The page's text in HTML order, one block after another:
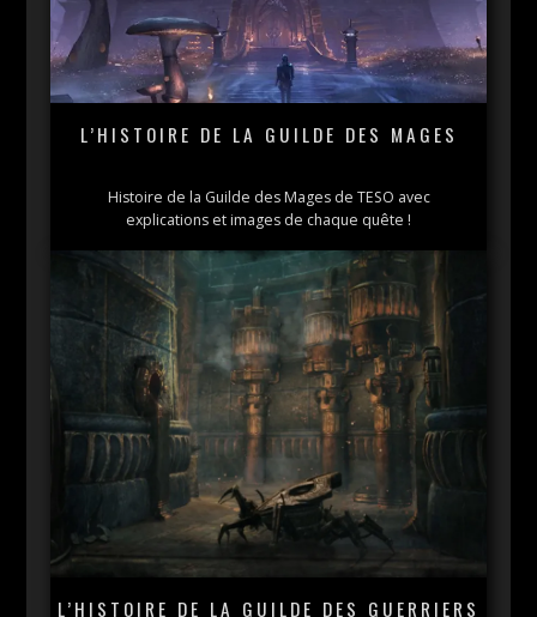
L’HISTOIRE DE LA GUILDE DES MAGES
Histoire de la Guilde des Mages de TESO avec
explications et images de chaque quête !
L’HISTOIRE DE LA GUILDE DES GUERRIERS